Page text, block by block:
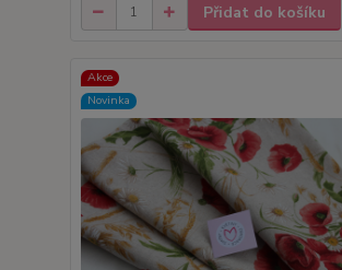
Přidat do košíku
Akce
Novinka